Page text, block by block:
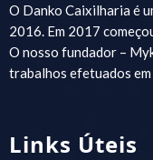
O Danko Caixilharia é
2016. Em 2017
O nosso fundador –
trabalhos efetuados
Links Úteis